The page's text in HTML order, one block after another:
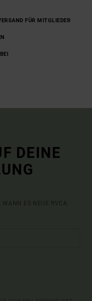
FÜR MITGLIEDER
DEINE
WANN ES NEUE RVCA